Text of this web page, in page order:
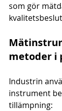
som gör
metoder i
Industrin
instrument
tillämpning: